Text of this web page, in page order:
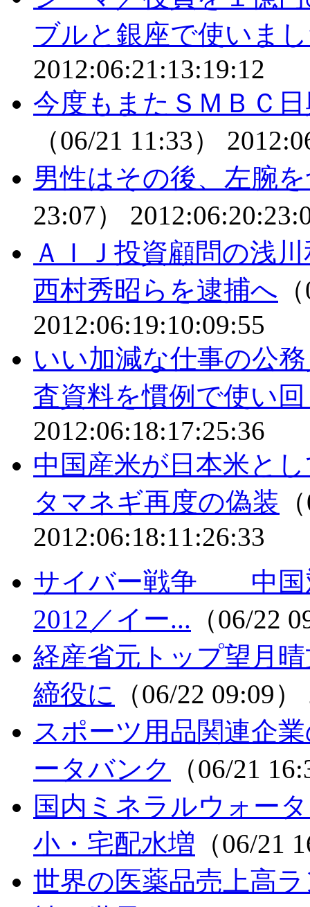
ブルと銀座で使いま
2012:06:21:13:19:12
今度もまたＳＭＢＣ
（06/21 11:33）
男性はその後、左腕
23:07）
ＡＩＪ投資顧問の浅
西村秀昭らを逮捕へ
2012:06:19:10:09:55
いい加減な仕事の公
査資料を慣例で使い
2012:06:18:17:25:36
中国産米が日本米と
タマネギ再度の偽装
2012:06:18:11:26:33
サイバー戦争 中国
2012／イー... （06/22
経産省元トップ望月
締役に
（06/22 09:09）
スポーツ用品関連企
ータバンク
（06/21
国内ミネラルウォー
小・宅配水増 （06/21
世界の医薬品売上高